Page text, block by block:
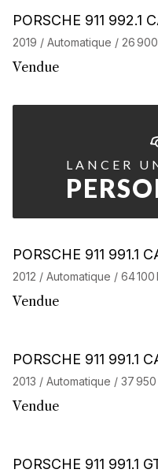
Barnes Exclusive
PORSCHE 911 992.1
2019 / Automatique / 26 900
Vendue
LANCER
PORSCHE 911 991.1
2012 / Automatique / 64 100
Vendue
PORSCHE 911 991.1
2013 / Automatique / 37 950
Vendue
Barnes Exclusive
PORSCHE 911 991.1